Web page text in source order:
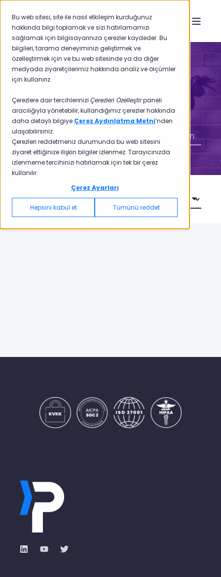
Bu web sitesi, site ile nasıl etkileşim kurduğunuz
hakkında bilgi toplamak ve sizi hatırlamamızı
sağlamak için bilgisayarınıza çerezler kaydeder. Bu
bilgileri, tarama deneyiminizi geliştirmek ve
özelleştirmek için ve bu web sitesinde ya da diğer
medyada ziyaretçilerimiz hakkında analiz ve ölçümler
için kullanırız.
Çerezlere dair tercihlerinizi Çerezleri Özelleştirpaneli
aracılığıyla yönetebilir, kullandığımız çerezler hakkında
daha detaylı bilgiye Çerez Aydınlatma Metni’nden
ulaşabilirsiniz.
Çerezleri reddetmeniz durumunda bu web sitesini
ziyaret ettiğinize ilişkin bilgiler izlenmez. Tarayıcınızda
izlenmeme tercihinizi hatırlamak için tek bir çerez
kullanılır.
Çerez Ayarları
Hepsini kabul et Tümünü reddet
Pisano Academy